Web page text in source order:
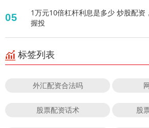
05
1万元10倍杠杆利息是多少 炒股配资
握投
标签列表
外汇配资合法吗
股票配资话术 股